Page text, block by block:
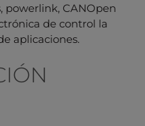
powerlink, CANOpen
de control la
aplicaciones.